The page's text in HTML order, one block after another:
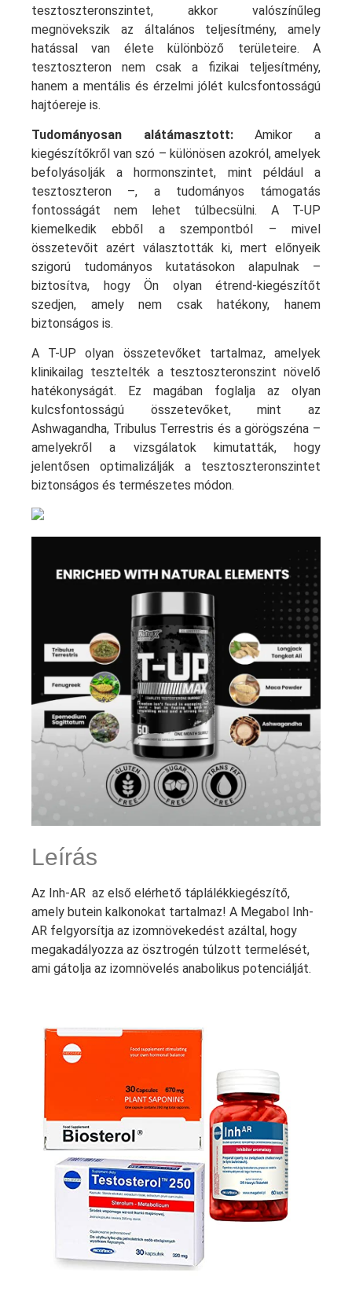
tesztoszteronszintet, akkor valószínűleg
megnövekszik az általános teljesítmény, amely
hatással van élete különböző területeire. A
tesztoszteron nem csak a fizikai teljesítmény,
hanem a mentális és érzelmi jólét kulcsfontosságú
hajtóereje is.
Tudományosan alátámasztott:Amikor a
kiegészítőkről van szó – különösen azokról, amelyek
befolyásolják a hormonszintet, mint például a
tesztoszteron –, a tudományos támogatás
fontosságát nem lehet túlbecsülni. A T-UP
kiemelkedik ebből a szempontból – mivel
összetevőit azért választották ki, mert előnyeik
szigorú tudományos kutatásokon alapulnak –
biztosítva, hogy Ön olyan étrend-kiegészítőt
szedjen, amely nem csak hatékony, hanem
biztonságos is.
A T-UP olyan összetevőket tartalmaz, amelyek
klinikailag tesztelték a tesztoszteronszint növelő
hatékonyságát. Ez magában foglalja az olyan
kulcsfontosságú összetevőket, mint az
Ashwagandha, Tribulus Terrestris és a görögszéna –
amelyekről a vizsgálatok kimutatták, hogy
jelentősen optimalizálják a tesztoszteronszintet
biztonságos és természetes módon.
Leírás
Az Inh-AR az első elérhető táplálékkiegészítő,
amely butein kalkonokat tartalmaz! A Megabol Inh-
AR felgyorsítja az izomnövekedést azáltal, hogy
megakadályozza az ösztrogén túlzott termelését,
ami gátolja az izomnövelés anabolikus potenciálját.